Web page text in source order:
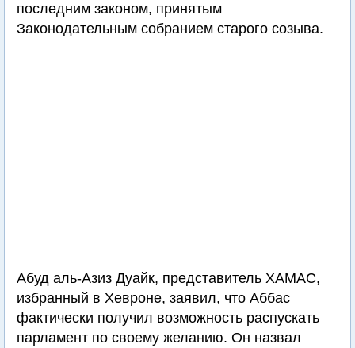
последним законом, принятым
Законодательным собранием старого созыва.
Абуд аль-Азиз Дуайк, представитель ХАМАС,
избранный в Хевроне, заявил, что Аббас
фактически получил возможность распускать
парламент по своему желанию. Он назвал